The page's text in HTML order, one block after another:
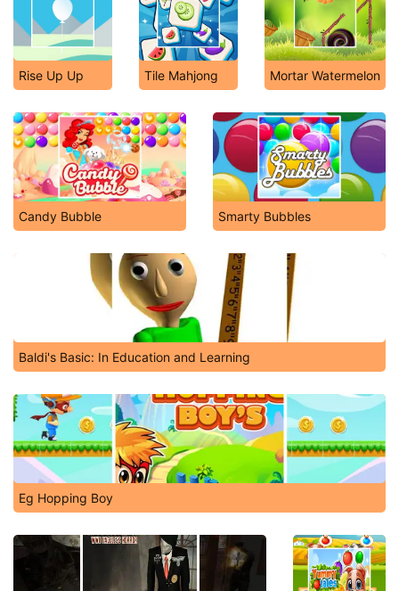
Rise Up Up Tile Mahjong Mortar Watermelon
Candy Bubble Smarty Bubbles
Baldi's Basic: In Education and Learning
Eg Hopping Boy